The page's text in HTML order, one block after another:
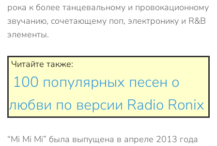
рока к более танцевальному и провокационному
звучанию, сочетающему поп, электронику и R&B
элементы.
Читайте также:
100 популярных песен о
любви по версии Radio Ronix
“Mi Mi Mi” была выпущена в апреле 2013 года